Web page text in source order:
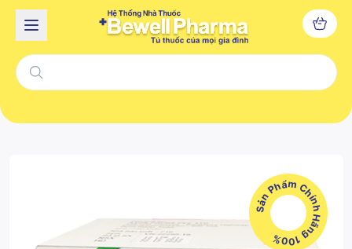
Sản Phẩm Chính Hãng 100%